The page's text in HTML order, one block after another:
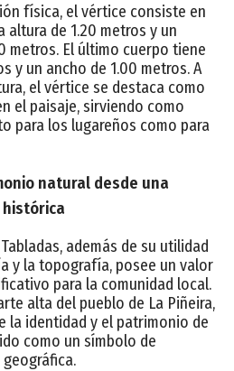
física, el vértice consiste en
altura de 1.20 metros y un
metros. El último cuerpo tiene
y un ancho de 1.00 metros. A
el vértice se destaca como
el paisaje, sirviendo como
para los lugareños como para
natural desde una
además de su utilidad
y la topografía, posee un valor
para la comunidad local.
alta del pueblo de La Piñeira,
la identidad y el patrimonio de
como un símbolo de